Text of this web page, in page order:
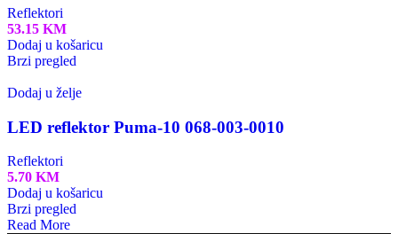
Reflektori
53.15 KM
Dodaj u košaricu
Brzi pregled
Dodaj u želje
LED reflektor Puma-10 068-003-0010
Reflektori
5.70 KM
Dodaj u košaricu
Brzi pregled
Read More